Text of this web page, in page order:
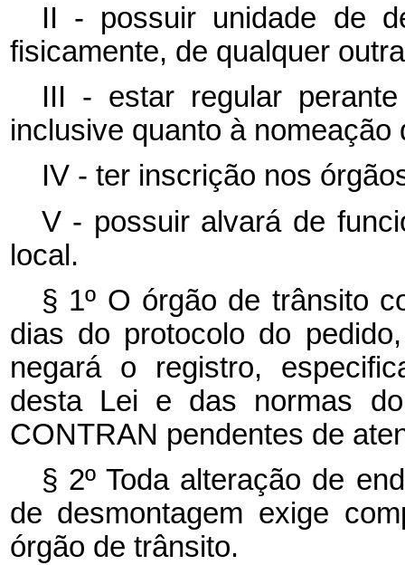
II - possuir unidade de
fisicamente, de qualquer
III - estar regular
inclusive quanto à nomeação
IV - ter inscrição nos
V - possuir alvará de
local.
§ 1º O órgão de trânsito
dias do protocolo do
negará o registro,
desta Lei e das normas
CONTRAN pendentes de
§ 2º Toda alteração de
de desmontagem exige
órgão de trânsito.